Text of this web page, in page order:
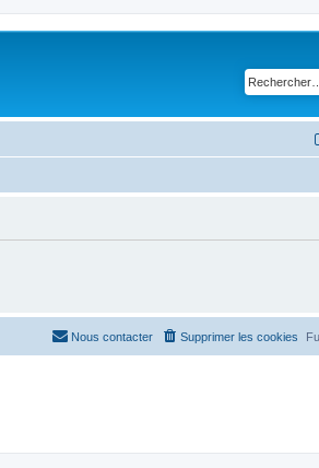
Supprimer les cookies
Nous contacter